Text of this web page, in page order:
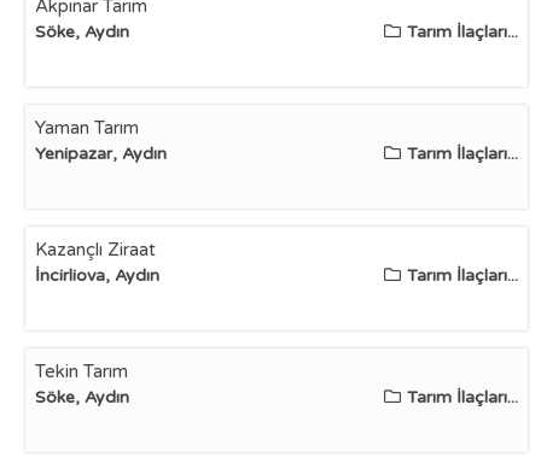
Akpınar Tarım
Söke, Aydın Tarım İlaçları...
Yaman Tarım
Yenipazar, Aydın Tarım İlaçları...
Kazançlı Ziraat
İncirliova, Aydın Tarım İlaçları...
Tekin Tarım
Söke, Aydın Tarım İlaçları...